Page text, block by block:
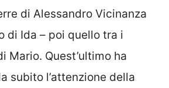
di Alessandro Vicinanza
di Ida – poi quello tra i
Mario. Quest’ultimo ha
subito l’attenzione della